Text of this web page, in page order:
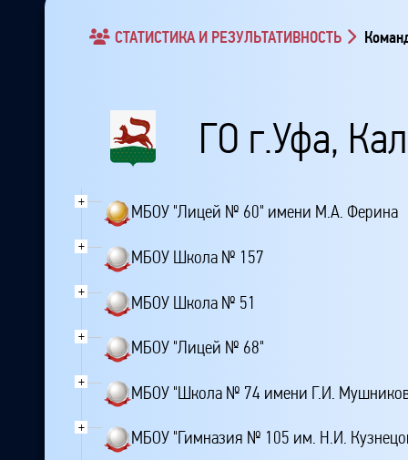
СТАТИСТИКА И РЕЗУЛЬТАТИВНОСТЬ
ГО г.Уфа,
+
МБОУ "Лицей № 60" имени М.А. Ферина
+
МБОУ Школа № 157
+
МБОУ Школа № 51
+
МБОУ "Лицей № 68"
+
МБОУ "Школа № 74 имени Г.И.
+
МБОУ "Гимназия № 105 им. Н.И.